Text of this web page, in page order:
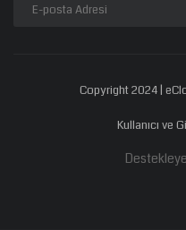
Copyright 2024 |
Kullanıcı ve